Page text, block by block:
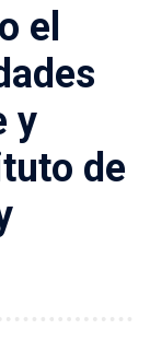
URBANOS
el
y
de